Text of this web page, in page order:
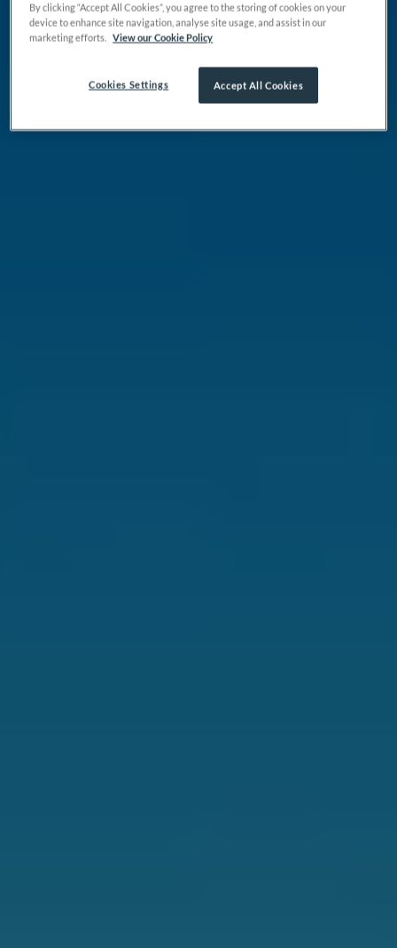
By clicking “Accept All Cookies”, you agree to the storing of cookies on your
device to enhance site navigation, analyse site usage, and assist in our
marketing efforts.
View our Cookie Policy
Accept All Cookies
Cookies Settings